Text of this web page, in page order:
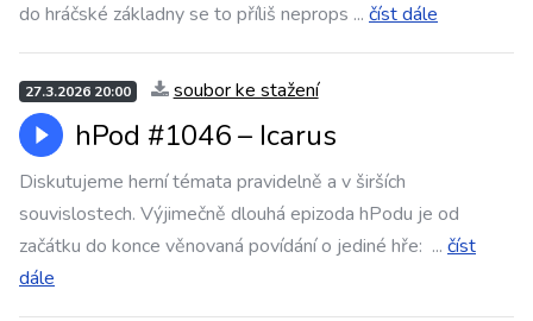
do hráčské základny se to příliš neprops ... číst dále
27.3.2026 20:00 soubor ke stažení
hPod #1046 – Icarus
Diskutujeme herní témata pravidelně a v širších
souvislostech. Výjimečně dlouhá epizoda hPodu je od
začátku do konce věnovaná povídání o jediné hře: ... číst
dále